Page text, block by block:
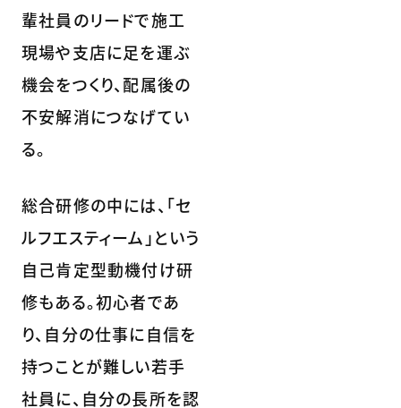
輩社員のリードで施工
現場や支店に足を運ぶ
機会をつくり、配属後の
不安解消につなげてい
る。
総合研修の中には、「セ
ルフエスティーム」という
自己肯定型動機付け研
修もある。初心者であ
り、自分の仕事に自信を
持つことが難しい若手
社員に、自分の長所を認